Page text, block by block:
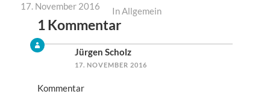
17. November 2016 InAllgemein
1 Kommentar
Jürgen Scholz
17. NOVEMBER 2016
Kommentar